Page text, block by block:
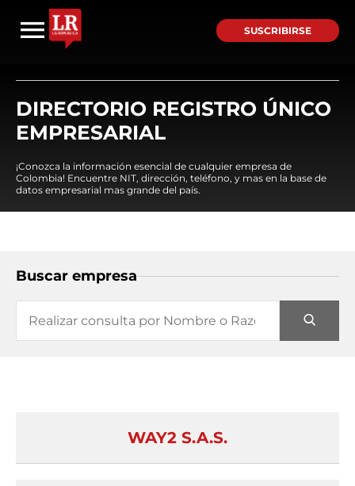
SUSCRIBIRSE
DIRECTORIO REGISTRO ÚNICO
EMPRESARIAL
¡Conozca la información esencial de cualquier empresa de
Colombia! Encuentre NIT, dirección, teléfono, y mas en la base de
datos empresarial mas grande del país.
Buscar empresa
WAY2 S.A.S.